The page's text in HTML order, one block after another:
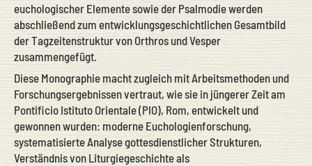
euchologischer Elemente sowie der Psalmodie werden
abschließend zum entwicklungsgeschichtlichen Gesamtbild
der Tagzeitenstruktur von Orthros und Vesper
zusammengefügt.
Diese Monographie macht zugleich mit Arbeitsmethoden und
Forschungsergebnissen vertraut, wie sie in jüngerer Zeit am
Pontificio Istituto Orientale (PIO), Rom, entwickelt und
gewonnen wurden: moderne Euchologienforschung,
systematisierte Analyse gottesdienstlicher Strukturen,
Verständnis von Liturgiegeschichte als